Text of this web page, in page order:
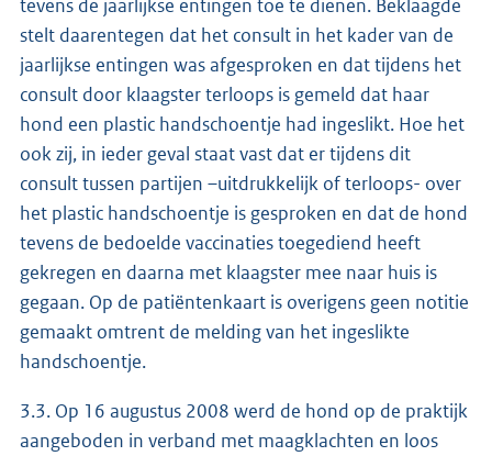
tevens de jaarlijkse entingen toe te dienen. Beklaagde
stelt daarentegen dat het consult in het kader van de
jaarlijkse entingen was afgesproken en dat tijdens het
consult door klaagster terloops is gemeld dat haar
hond een plastic handschoentje had ingeslikt. Hoe het
ook zij, in ieder geval staat vast dat er tijdens dit
consult tussen partijen –uitdrukkelijk of terloops- over
het plastic handschoentje is gesproken en dat de hond
tevens de bedoelde vaccinaties toegediend heeft
gekregen en daarna met klaagster mee naar huis is
gegaan. Op de patiëntenkaart is overigens geen notitie
gemaakt omtrent de melding van het ingeslikte
handschoentje.
3.3. Op 16 augustus 2008 werd de hond op de praktijk
aangeboden in verband met maagklachten en loos